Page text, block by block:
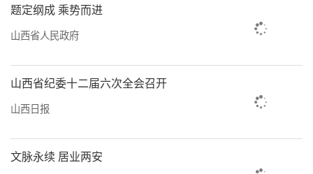
题定纲成 乘势而进
山西省人民政府
山西省纪委十二届六次全会召开
山西日报
文脉永续 居业两安